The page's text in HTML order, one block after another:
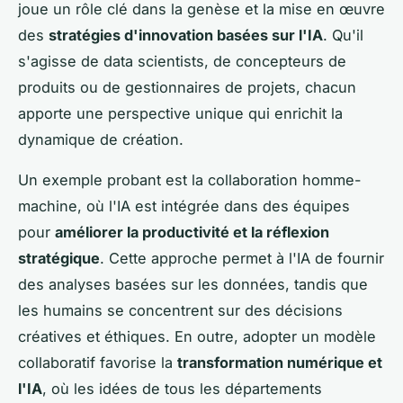
joue un rôle clé dans la genèse et la mise en œuvre
des stratégies d'innovation basées sur l'IA. Qu'il
s'agisse de data scientists, de concepteurs de
produits ou de gestionnaires de projets, chacun
apporte une perspective unique qui enrichit la
dynamique de création.
Un exemple probant est la collaboration homme-
machine, où l'IA est intégrée dans des équipes
pour améliorer la productivité et la réflexion
stratégique. Cette approche permet à l'IA de fournir
des analyses basées sur les données, tandis que
les humains se concentrent sur des décisions
créatives et éthiques. En outre, adopter un modèle
collaboratif favorise la transformation numérique et
l'IA, où les idées de tous les départements